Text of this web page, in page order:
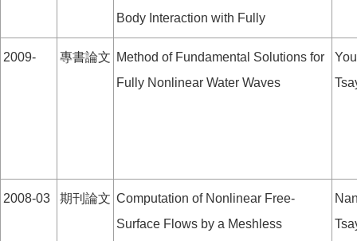
Body Interaction with Fully
2009- 專書論文 Method of Fundamental Solutions for
Fully Nonlinear Water Waves
2008-03 期刊論文 Computation of Nonlinear Free-
Surface Flows by a Meshless